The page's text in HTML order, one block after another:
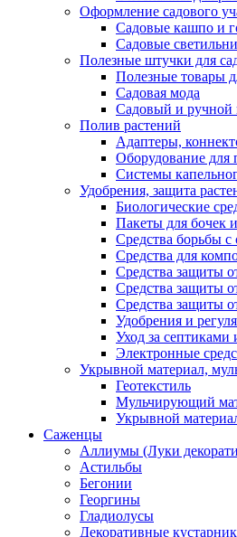
Оформление садового
Садовые кашпо и
Садовые
Полезные штучки для
Полезные товары
Садовая мода
Садовый и ручной
Полив растений
Адаптеры,
Оборудование для
Системы
Удобрения, защита
Биологические
Пакеты для бочек
Средства борьбы с
Средства для
Средства защиты
Средства защиты
Средства защиты
Удобрения и
Уход за
Электронные
Укрывной материал,
Геотекстиль
Мульчирующий
Укрывной
Саженцы
Аллиумы (Луки
Астильбы
Бегонии
Георгины
Гладиолусы
Декоративные